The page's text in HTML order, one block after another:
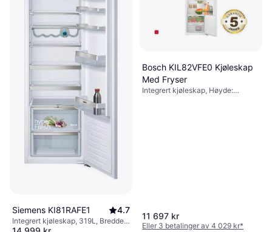
Siemens KI81RAFE1 4.7
Integrert kjøleskap, 319L, Bredde:
Bosch KIL82VFE0 Kjøleskap
Med Fryser
Integrert kjøleskap, Høyde:
11 697 kr
Eller 3 betalinger av 4 029 kr*